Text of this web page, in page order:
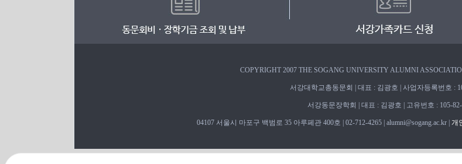
COPYRIGHT 2007 THE SOGANG UNIVERSITY ALUMNI
서강대학교총동문회 | 대표 : 김광호 | 사업자등록번호 :
서강동문장학회 | 대표 : 김광호 | 고유번호 : 105-
04107 서울시 마포구 백범로 35 아루페관 400호 | 02-712-4265 | alumni@sogang.ac.kr | 개